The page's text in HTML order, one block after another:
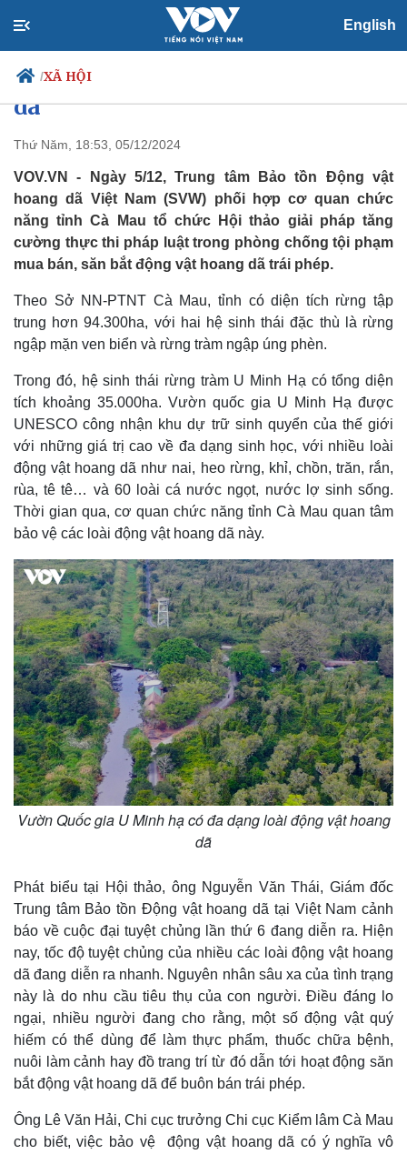
English
/XÃ HỘI
Chính trị
Đảng
Tổ chức nhân sự
Quốc hội
Nhận diện sự thật
Xã hội
Tin 24h
Dự báo thời tiết
Giáo dục
Dấu ấn VOV
Việc làm
Biển đảo
Thế giới
Quan sát
Cuộc sống đó đây
Hồ sơ
Multimedia
Video
Ảnh
E-Magazine
Infographic
Cà Mau tăng cường phòng chống
mua bán, săn bắt động vật hoang
dã
Thứ Năm, 18:53, 05/12/2024
VOV.VN - Ngày 5/12, Trung tâm Bảo tồn Động vật
hoang dã Việt Nam (SVW) phối hợp cơ quan chức
năng tỉnh Cà Mau tổ chức Hội thảo giải pháp tăng
cường thực thi pháp luật trong phòng chống tội phạm
mua bán, săn bắt động vật hoang dã trái phép.
Theo Sở NN-PTNT Cà Mau, tỉnh có diện tích rừng tập
trung hơn 94.300ha, với hai hệ sinh thái đặc thù là rừng
ngập mặn ven biển và rừng tràm ngập úng phèn.
Trong đó, hệ sinh thái rừng tràm U Minh Hạ có tổng diện
tích khoảng 35.000ha. Vườn quốc gia U Minh Hạ được
UNESCO công nhận khu dự trữ sinh quyển của thế giới
với những giá trị cao về đa dạng sinh học, với nhiều loài
động vật hoang dã như nai, heo rừng, khỉ, chồn, trăn, rắn,
rùa, tê tê… và 60 loài cá nước ngọt, nước lợ sinh sống.
Thời gian qua, cơ quan chức năng tỉnh Cà Mau quan tâm
bảo vệ các loài động vật hoang dã này.
Vườn Quốc gia U Minh hạ có đa dạng loài động vật hoang
dã
Phát biểu tại Hội thảo, ông Nguyễn Văn Thái, Giám đốc
Trung tâm Bảo tồn Động vật hoang dã tại Việt Nam cảnh
báo về cuộc đại tuyệt chủng lần thứ 6 đang diễn ra. Hiện
nay, tốc độ tuyệt chủng của nhiều các loài động vật hoang
dã đang diễn ra nhanh. Nguyên nhân sâu xa của tình trạng
này là do nhu cầu tiêu thụ của con người. Điều đáng lo
ngại, nhiều người đang cho rằng, một số động vật quý
hiếm có thể dùng để làm thực phẩm, thuốc chữa bệnh,
nuôi làm cảnh hay đồ trang trí từ đó dẫn tới hoạt động săn
bắt động vật hoang dã để buôn bán trái phép.
Ông Lê Văn Hải, Chi cục trưởng Chi cục Kiểm lâm Cà Mau
cho biết, việc bảo vệ động vật hoang dã có ý nghĩa vô